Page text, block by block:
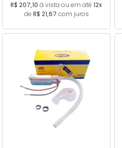
R$ 207,10 à vista ou em até 12x
de R$ 21,67 com juros